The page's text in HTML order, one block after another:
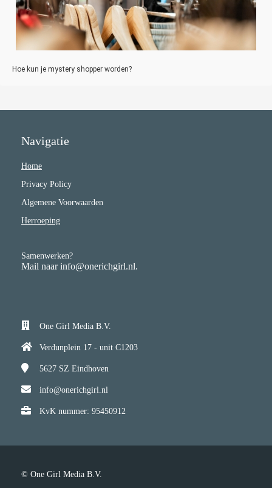
Hoe kun je mystery shopper worden?
Navigatie
Home
Privacy Policy
Algemene Voorwaarden
Herroeping
Samenwerken?
Mail naar info@onerichgirl.nl.
One Girl Media B.V.
Verdunplein 17 - unit C1203
5627 SZ Eindhoven
info@onerichgirl.nl
KvK nummer: 95450912
© One Girl Media B.V.